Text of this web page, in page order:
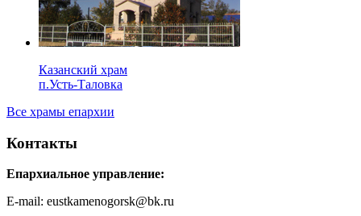
Казанский храм
п.Усть-Таловка
Все храмы епархии
Контакты
Епархиальное управление:
E-mail: eustkamenogorsk@bk.ru